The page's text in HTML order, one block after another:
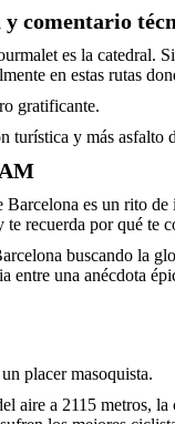
comentario
es la catedral.
en estas rutas
gratificante.
turística y más asfalto
Barcelona es un rito
recuerda por qué te
buscando la
entre una anécdota
placer masoquista.
aire a 2115 metros,